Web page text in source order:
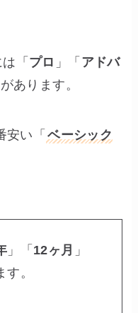
「 プロ 」「 アドバ
あります。
安い「 ベーシック
」「 12ヶ月 」
。